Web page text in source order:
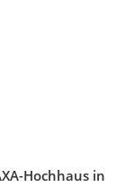
Hochhaus in